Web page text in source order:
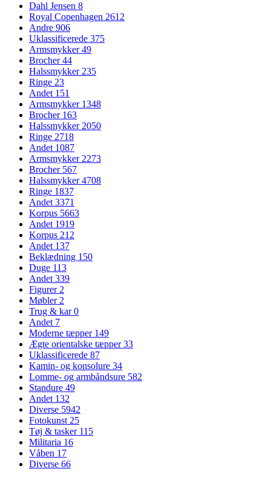
Dahl Jensen 8
Royal Copenhagen 2612
Andre 906
Uklassificerede 375
Armsmykker49
Brocher44
Halssmykker 235
Ringe 23
Andet 151
Armsmykker 1348
Brocher 163
Halssmykker 2050
Ringe 2718
Andet 1087
Armsmykker 2273
Brocher 567
Halssmykker4708
Ringe 1837
Andet 3371
Korpus 5663
Andet 1919
Korpus 212
Andet 137
Beklædning 150
Duge 113
Andet 339
Figurer 2
Møbler 2
Trug & kar0
Andet 7
Moderne tæpper 149
Ægte orientalske tæpper33
Uklassificerede 87
Kamin- og konsolure 34
Lomme- og armbåndsure 582
Standure 49
Andet 132
Diverse 5942
Fotokunst 25
Tøj & tasker 115
Militaria 16
Våben 17
Diverse 66